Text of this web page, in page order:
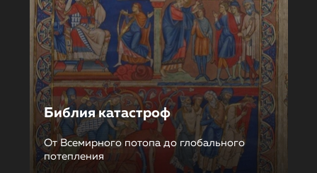
Библия катастроф
От Всемирного потопа до глобального
потепления